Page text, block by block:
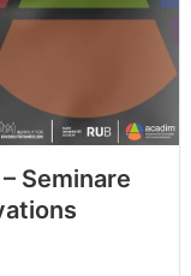
Seminare